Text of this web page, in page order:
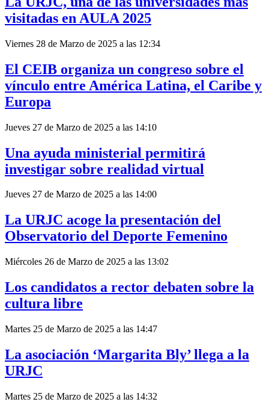
visitadas en AULA 2025
Viernes 28 de Marzo de 2025 a las 12:34
El CEIB organiza un congreso sobre el
vínculo entre América Latina, el Caribe y
Europa
Jueves 27 de Marzo de 2025 a las 14:10
Una ayuda ministerial permitirá
investigar sobre realidad virtual
Jueves 27 de Marzo de 2025 a las 14:00
La URJC acoge la presentación del
Observatorio del Deporte Femenino
Miércoles 26 de Marzo de 2025 a las 13:02
Los candidatos a rector debaten sobre la
cultura libre
Martes 25 de Marzo de 2025 a las 14:47
La asociación ‘Margarita Bly’ llega a la
URJC
Martes 25 de Marzo de 2025 a las 14:32